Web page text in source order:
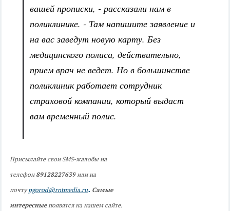
вашей прописки, - рассказали нам в
поликлинике. - Там напишите заявление и
на вас заведут новую карту. Без
медицинского полиса, действительно,
прием врач не ведет. Но в большинстве
поликлиник работает сотрудник
страховой компании, который выдаст
вам временный полис.
Присылайте свои SMS-жалобы на
телефон 89128227639 или на
почтуpgorod@rntmedia.ru. Самые
интересные появятся на нашем сайте.